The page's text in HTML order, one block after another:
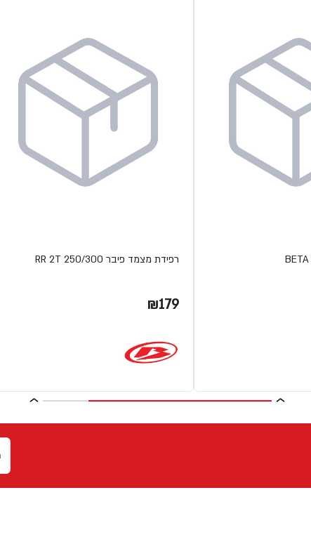
רפידת מצמד פיבר RR 2T 250/300
₪179